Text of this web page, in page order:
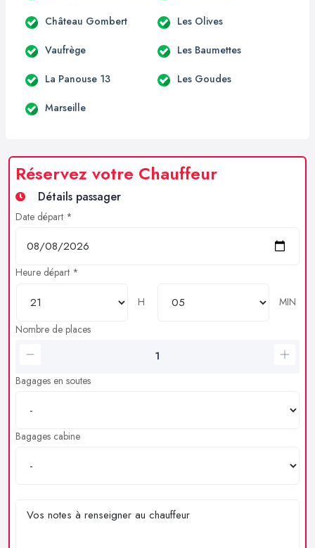
Château Gombert Les Olives
Vaufrège Les Baumettes
La Panouse 13 Les Goudes
Marseille
Réservez votre Chauffeur
Détails passager
Date départ *
Heure départ *
H
MIN
Nombre de places
Bagages en soutes
Bagages cabine